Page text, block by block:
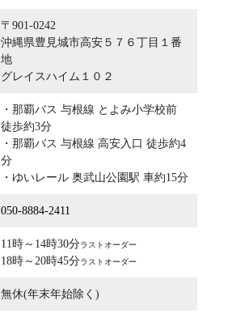
〒901-0242
沖縄県豊見城市高安５７６丁目１番
地
グレイスハイム１０２
・那覇バス 与根線 とよみ小学校前
徒歩約3分
・那覇バス 与根線 高安入口 徒歩約4
分
・ゆいレール 奥武山公園駅 車約15分
050-8884-2411
11時～14時30分ラストオーダー
18時～20時45分ラストオーダー
無休(年末年始除く)